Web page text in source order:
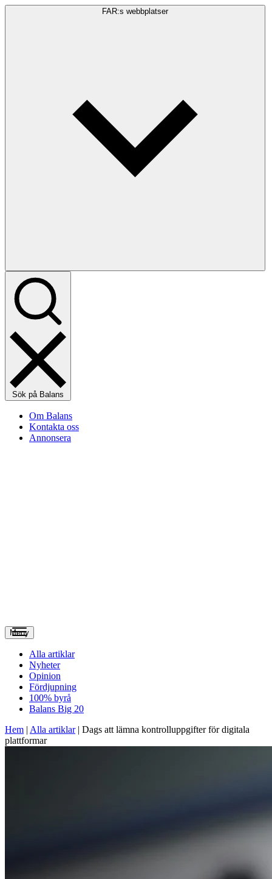
FAR:s webbplatser
Sök på Balans
Om Balans
Kontakta oss
Annonsera
Meny
Alla artiklar
Nyheter
Opinion
Fördjupning
100% byrå
Balans Big 20
Hem | Alla artiklar| Dags att lämna kontrolluppgifter för digitala
plattformar